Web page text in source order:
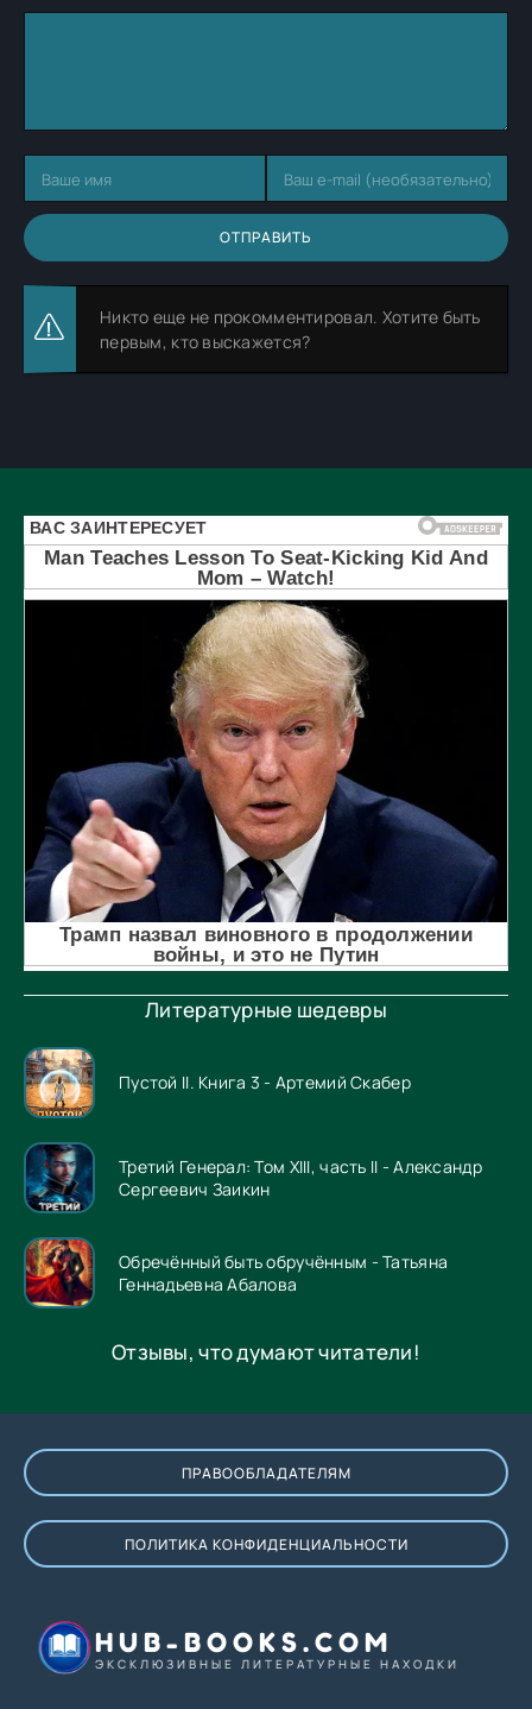
Литературные шедевры
Пустой II. Книга 3 - Артемий Скабер
Третий Генерал: Том XIII, часть II - Александр
Сергеевич Заикин
Обречённый быть обручённым - Татьяна
Геннадьевна Абалова
Отзывы, что думают читатели!
ОТПРАВИТЬ
Никто еще не прокомментировал. Хотите быть
первым, кто выскажется?
ПРАВООБЛАДАТЕЛЯМ
ПОЛИТИКА КОНФИДЕНЦИАЛЬНОСТИ
HUB-BOOKS.COM
ЭКСКЛЮЗИВНЫЕ ЛИТЕРАТУРНЫЕ НАХОДКИ